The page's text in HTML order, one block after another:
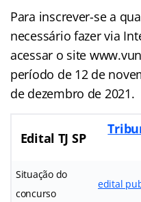
Para inscrever-se a
necessário fazer via
acessar o site
período de 12 de
de dezembro de 2021.
Edital TJ SP
Situação do
concurso
edital